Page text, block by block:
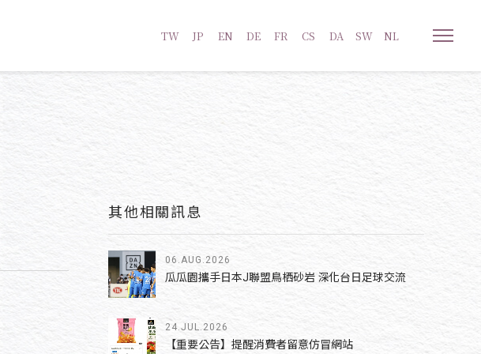
TW JP EN DE FR CS DA SW NL
其他相關訊息
06.AUG.2026
瓜瓜園攜手日本J聯盟鳥栖砂岩 深化台日足球交流
24.JUL.2026
【重要公告】提醒消費者留意仿冒網站